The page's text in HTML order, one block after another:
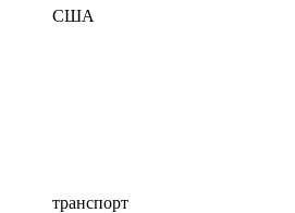
США
транспорт